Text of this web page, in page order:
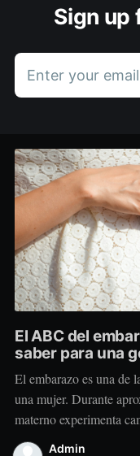
Sign up
Enter your email
El ABC del
saber para una
El embarazo es una de
una mujer. Durante
materno experimenta
extraordinarios para
Admin